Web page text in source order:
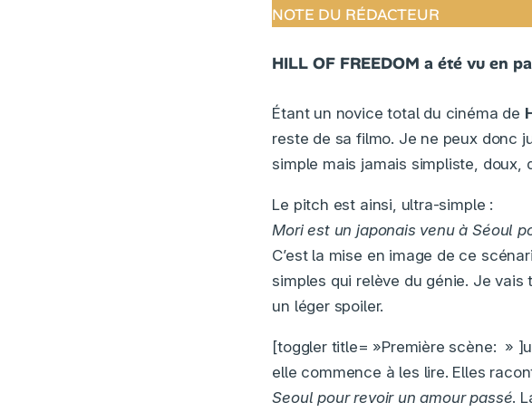
HILL OF FREEDOM a été vu en
Étant un novice total du cinéma de
reste de sa filmo. Je ne peux donc
simple mais jamais simpliste, doux,
Le pitch est ainsi, ultra-simple :
Mori est un japonais venu à Séoul
C’est la mise en image de ce
simples qui relève du génie. Je vais
un léger spoiler.
[toggler title= »Première scène: »
elle commence à les lire. Elles
Seoul pour revoir un amour passé.
NOTE DU RÉDACTEUR